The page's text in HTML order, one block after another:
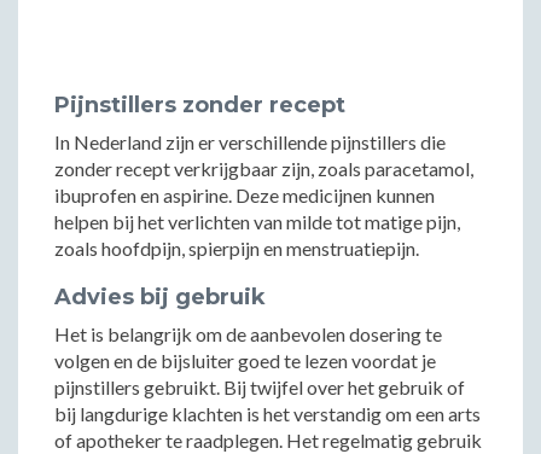
Pijnstillers zonder recept
In Nederland zijn er verschillende pijnstillers die
zonder recept verkrijgbaar zijn, zoals paracetamol,
ibuprofen en aspirine. Deze medicijnen kunnen
helpen bij het verlichten van milde tot matige pijn,
zoals hoofdpijn, spierpijn en menstruatiepijn.
Advies bij gebruik
Het is belangrijk om de aanbevolen dosering te
volgen en de bijsluiter goed te lezen voordat je
pijnstillers gebruikt. Bij twijfel over het gebruik of
bij langdurige klachten is het verstandig om een arts
of apotheker te raadplegen. Het regelmatig gebruik